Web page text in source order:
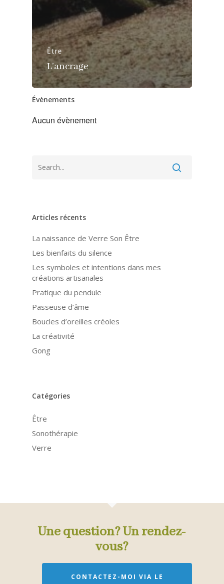
Être
L’ancrage
Évènements
Aucun évènement
Articles récents
La naissance de Verre Son Être
Les bienfaits du silence
Les symboles et intentions dans mes
créations artisanales
Pratique du pendule
Passeuse d’âme
Boucles d’oreilles créoles
La créativité
Gong
Catégories
Être
Sonothérapie
Verre
Une question? Un rendez-
vous?
CONTACTEZ-MOI VIA LE